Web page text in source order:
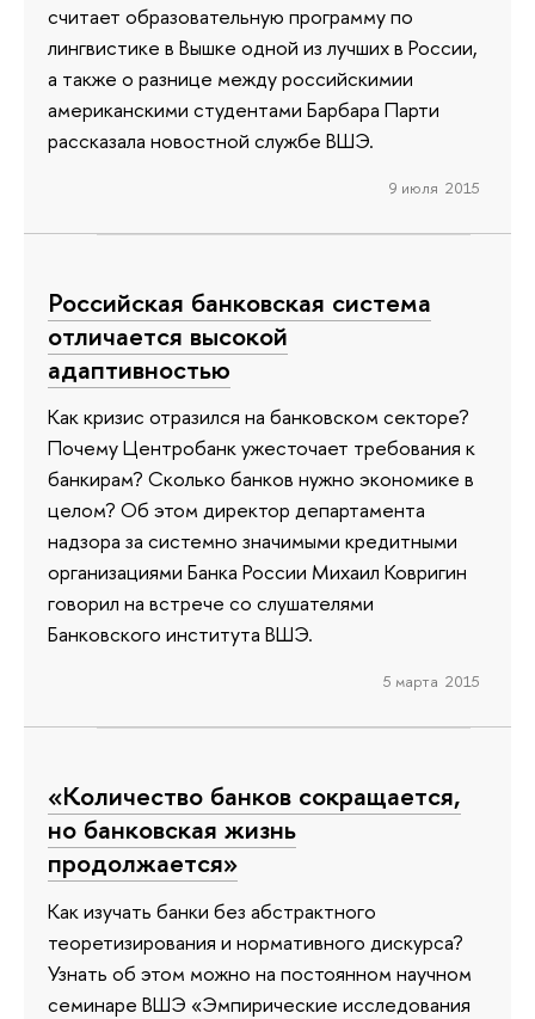
считает образовательную программу по
лингвистике в Вышке одной из лучших в России,
а также о разнице между российскимии
американскими студентами Барбара Парти
рассказала новостной службе ВШЭ.
9 июля 2015
Российская банковская система
отличается высокой
адаптивностью
Как кризис отразился на банковском секторе?
Почему Центробанк ужесточает требования к
банкирам? Сколько банков нужно экономике в
целом? Об этом директор департамента
надзора за системно значимыми кредитными
организациями Банка России Михаил Ковригин
говорил на встрече со слушателями
Банковского института ВШЭ.
5 марта 2015
«Количество банков сокращается,
но банковская жизнь
продолжается»
Как изучать банки без абстрактного
теоретизирования и нормативного дискурса?
Узнать об этом можно на постоянном научном
семинаре ВШЭ «Эмпирические исследования